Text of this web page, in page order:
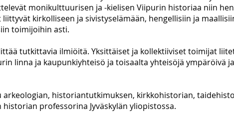
monikulttuurisen ja -kielisen Viipurin historiaa niin
kirkolliseen ja sivistyselämään, hengellisiin ja
toimijoihin asti.
tutkittavia ilmiöitä. Yksittäiset ja kollektiiviset toimijat
linna ja kaupunkiyhteisö ja toisaalta yhteisöjä ympäröivä
historiantutkimuksen, kirkkohistorian,
professorina Jyväskylän yliopistossa.